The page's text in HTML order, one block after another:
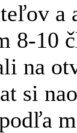
a
8-10
na
si